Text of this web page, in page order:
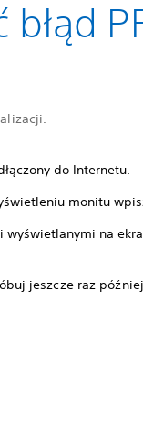
błąd
do Internetu.
monitu
na
jeszcze raz